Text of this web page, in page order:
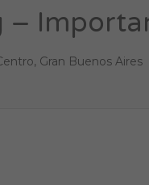
–
, Gran Buenos Aires